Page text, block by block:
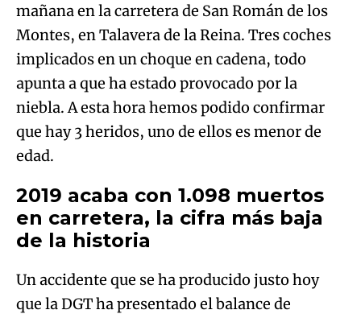
mañana en la carretera de San Román de los
Montes, en Talavera de la Reina. Tres coches
implicados en un choque en cadena, todo
apunta a que ha estado provocado por la
niebla. A esta hora hemos podido confirmar
que hay 3 heridos, uno de ellos es menor de
edad.
2019 acaba con 1.098 muertos
en carretera, la cifra más baja
de la historia
Un accidente que se ha producido justo hoy
que la DGT ha presentado el balance de